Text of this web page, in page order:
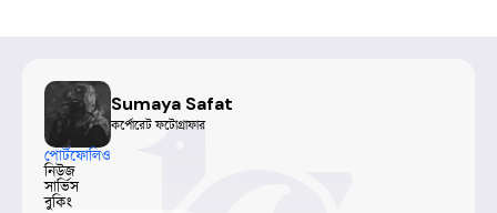
Sumaya Safat
কর্পোরেট ফটোগ্রাফার
পোর্টফোলিও
নিউজ
সার্ভিস
বুকিং